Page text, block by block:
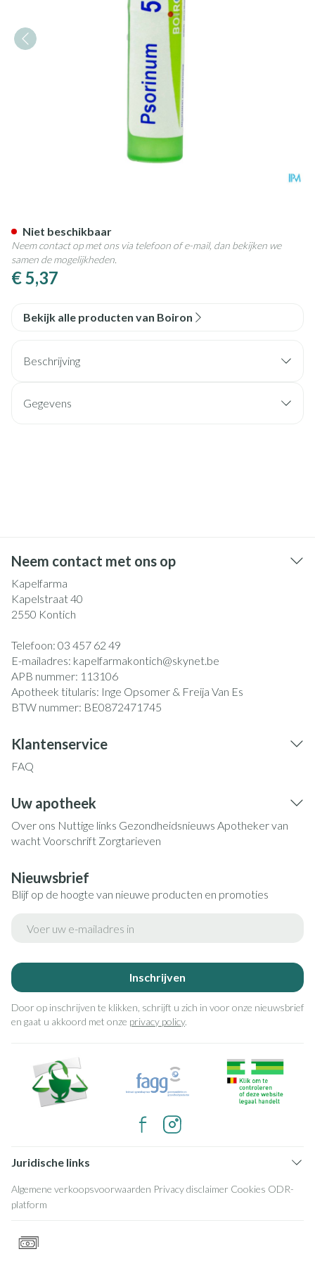
€ 5,37
Niet beschikbaar
Neem contact op met ons via telefoon of e-mail, dan bekijken we
samen de mogelijkheden.
Bekijk alle producten van Boiron
Beschrijving
Gegevens
Neem contact met ons op
Kapelfarma
Kapelstraat 40
2550 Kontich
Telefoon: 03 457 62 49
E-mailadres: kapelfarmakontich@skynet.be
APB nummer: 113106
Apotheek titularis: Inge Opsomer & Freija Van Es
BTW nummer: BE0872471745
Klantenservice
FAQ
Uw apotheek
Over ons Nuttige links Gezondheidsnieuws Apotheker van
wachtVoorschrift Zorgtarieven
Nieuwsbrief
Blijf op de hoogte van nieuwe producten en promoties
Inschrijven
Door op inschrijven te klikken, schrijft u zich in voor onze nieuwsbrief
en gaat u akkoord met onze privacy policy.
Juridische links
Algemene verkoopsvoorwaarden Privacy disclaimer Cookies ODR-
platform